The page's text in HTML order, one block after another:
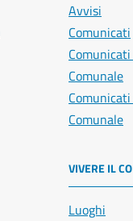
Avvisi
Comunicati
Comunale
Comunale
VIVERE IL
Luoghi